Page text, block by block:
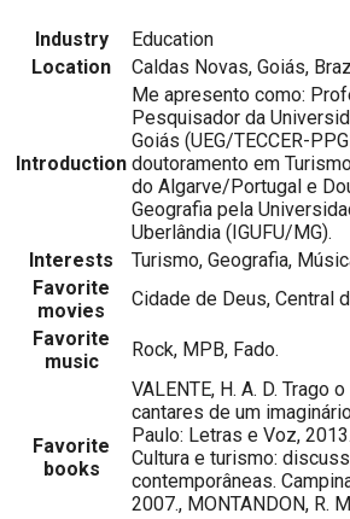
Industry
Education
Location
Caldas Novas, Goiás,
Introduction
Me apresento como:
Pesquisador da
Goiás (UEG/TECCER-
doutoramento em
do Algarve/Portugal e
Geografia pela
Uberlândia (IGUFU/MG).
Interests
Turismo, Geografia,
Favorite
movies
Cidade de Deus, Central
Favorite
music
Rock, MPB, Fado.
Favorite
books
VALENTE, H. A. D. Trago
cantares de um
Paulo: Letras e Voz,
Cultura e turismo:
contemporâneas.
2007., MONTANDON, R.